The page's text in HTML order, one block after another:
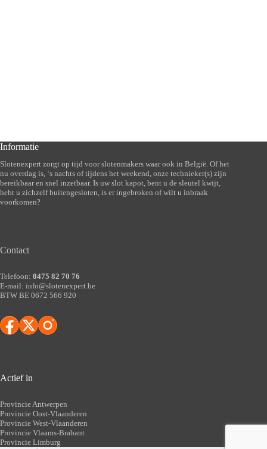
Informatie
Slotenexpert zorgt op tijd voor slotenmakers waar ook in België. Of het
nu overdag is, ‘s nachts of tijdens het weekend, onze technieker(s) zijn
bereikbaar en snel inzetbaar. Is uw slot kapot, bent u de sleutel kwijt,
hebt u zichzelf buitengesloten, is er ingebroken of wilt u inbraak
voorkomen?
Contact
Telefoon: 0475 82 70 76
E-mail: info@slotenexpert.be
BTW BE 0672 566 920
Actief in
Provincie Antwerpen
Provincie Oost-Vlaanderen
Provincie West-Vlaanderen
Provincie Vlaams-Brabant
Provincie Limburg